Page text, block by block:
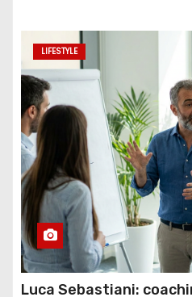
LIFESTYLE
Luca Sebastiani: